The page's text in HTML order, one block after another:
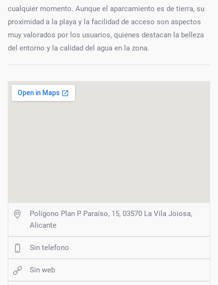
cualquier momento. Aunque el aparcamiento es de tierra, su
proximidad a la playa y la facilidad de acceso son aspectos
muy valorados por los usuarios, quienes destacan la belleza
del entorno y la calidad del agua en la zona.
Polígono Plan P Paraíso, 15, 03570 La Vila Joiosa,
Alicante
Sin telefono
Sin web